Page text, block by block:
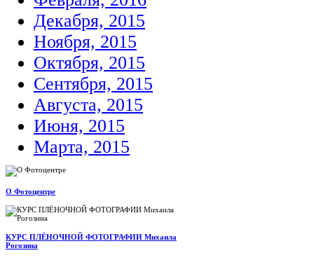
Декабря, 2015
Ноября, 2015
Октября, 2015
Сентября, 2015
Августа, 2015
Июня, 2015
Марта, 2015
О Фотоцентре
КУРС ПЛЁНОЧНОЙ ФОТОГРАФИИ Михаила
Рогозина